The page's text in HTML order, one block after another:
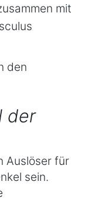
mit
den
der
Auslöser für
sein.